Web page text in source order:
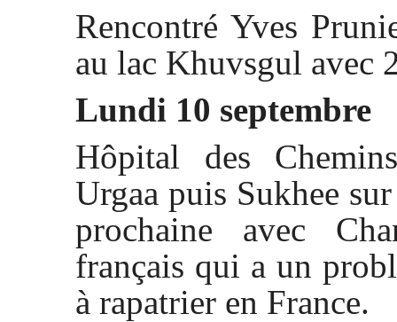
Rencontré Yves
au lac Khuvsgul avec
Lundi 10 septembre
Hôpital des
Urgaa puis Sukhee
prochaine avec
français qui a un
à rapatrier en France.